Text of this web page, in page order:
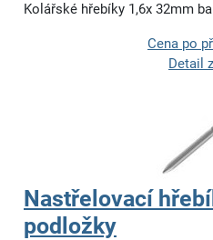
Kolářské hřebíky 1,6x 32mm
Cena po
Detail
Nastřelovací
podložky